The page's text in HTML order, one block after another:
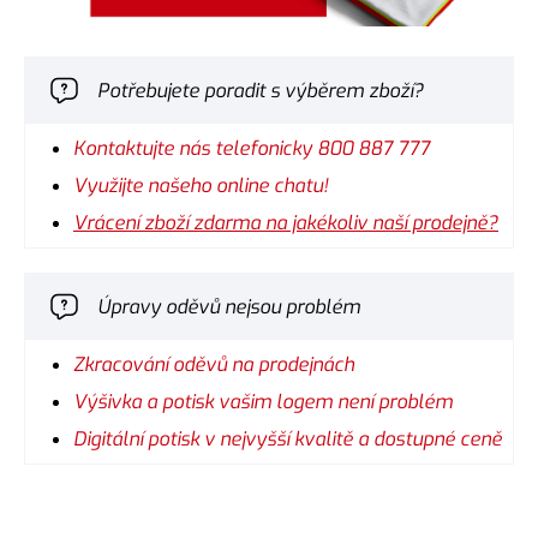
Potřebujete poradit s výběrem zboží?
Kontaktujte nás telefonicky 800 887 777
Využijte našeho online chatu!
Vrácení zboží zdarma na jakékoliv naší prodejně?
Úpravy oděvů nejsou problém
Zkracování oděvů na prodejnách
Výšivka a potisk vašim logem není problém
Digitální potisk v nejvyšší kvalitě a dostupné ceně